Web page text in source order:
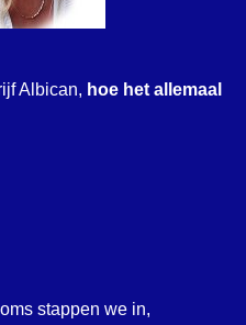
Albican, hoe het allemaal
stappen we in,